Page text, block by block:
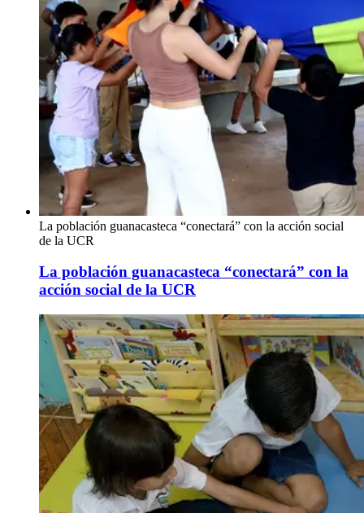
La población guanacasteca “conectará” con la acción social
de la UCR
La población guanacasteca “conectará” con la
acción social de la UCR